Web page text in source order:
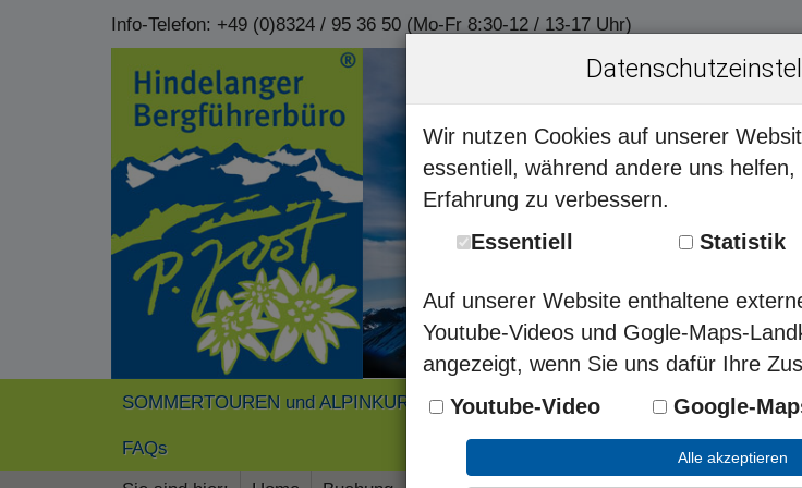
Info-Telefon: +49 (0)8324 / 95 36 50 (Mo-Fr 8:30-12 / 13-17 Uhr)
SOMMERTOUREN und ALPINKURSE 2026 WINTERTOUREN UND KURSE
FAQs
Wir nutzen Cookies auf unserer
essentiell, während andere uns
Erfahrung zu verbessern.
Essentiell
Statistik
Auf unserer Website enthaltene
Youtube-Videos und Gogle-Maps-
angezeigt, wenn Sie uns dafür Ihre
Youtube-Video
Google-
Alle akzeptieren